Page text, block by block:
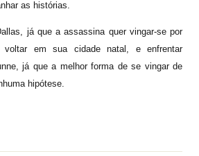
as histórias.
já que a assassina quer vingar-se por
em sua cidade natal, e enfrentar
já que a melhor forma de se vingar de
hipótese.